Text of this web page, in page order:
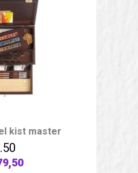
kist master